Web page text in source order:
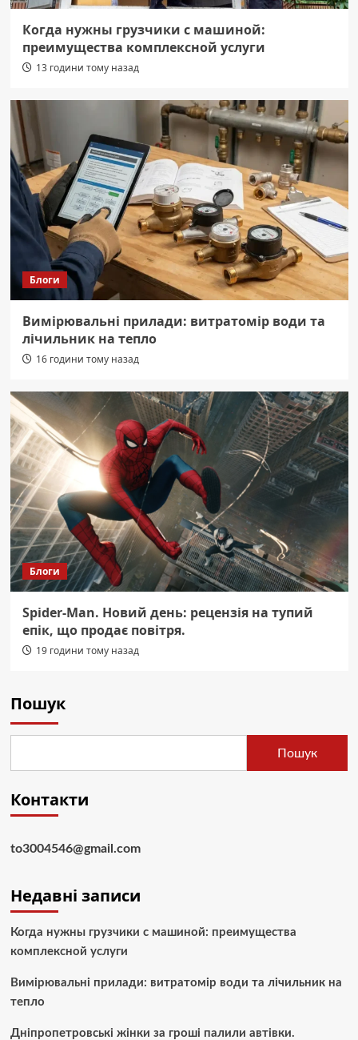
Когда нужны грузчики с машиной:
преимущества комплексной услуги
13 години тому назад
Блоги
Вимірювальні прилади: витратомір води та
лічильник на тепло
16 години тому назад
Блоги
Spider-Man. Новий день: рецензія на тупий
епік, що продає повітря.
19 години тому назад
Пошук
Пошук
Контакти
to3004546@gmail.com
Недавні записи
Когда нужны грузчики с машиной: преимущества
комплексной услуги
Вимірювальні прилади: витратомір води та лічильник на
тепло
Дніпропетровські жінки за гроші палили автівки.